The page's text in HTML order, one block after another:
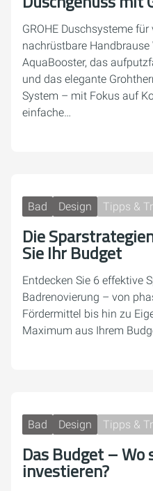
GROHE Duschsysteme
nachrüstbare
AquaBooster, das
und das elegante
System – mit Fokus auf
einfache…
Bad Design Tipps &
Die
Sie Ihr Budget
Entdecken Sie 6 effektive
Badrenovierung – von
Fördermittel bis hin zu
Maximum aus Ihrem
Bad Design Tipps &
Das Budget – Wo
investieren?